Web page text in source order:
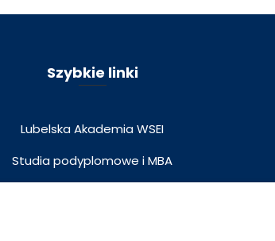
Szybkie linki
Lubelska Akademia WSEI
Studia podyplomowe i MBA